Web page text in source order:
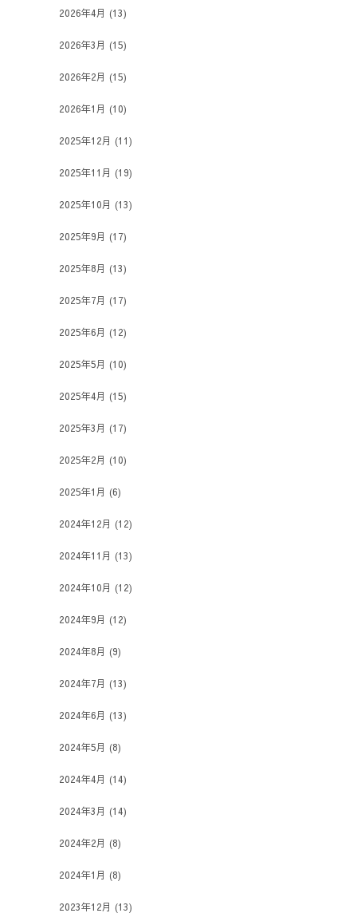
2026年4月 (13)
2026年3月 (15)
2026年2月 (15)
2026年1月 (10)
2025年12月 (11)
2025年11月 (19)
2025年10月 (13)
2025年9月 (17)
2025年8月 (13)
2025年7月 (17)
2025年6月 (12)
2025年5月 (10)
2025年4月 (15)
2025年3月 (17)
2025年2月 (10)
2025年1月 (6)
2024年12月 (12)
2024年11月 (13)
2024年10月 (12)
2024年9月 (12)
2024年8月 (9)
2024年7月 (13)
2024年6月 (13)
2024年5月 (8)
2024年4月 (14)
2024年3月 (14)
2024年2月 (8)
2024年1月 (8)
2023年12月 (13)